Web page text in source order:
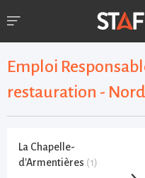
Emploi
restauration -
La Chapelle-
d'Armentières (1)